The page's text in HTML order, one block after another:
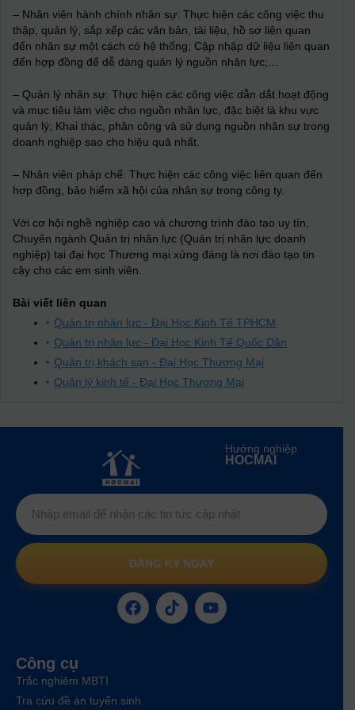
– Nhân viên hành chính nhân sự: Thực hiện các công việc thu
thập, quản lý, sắp xếp các văn bản, tài liệu, hồ sơ liên quan
đến nhân sự một cách có hệ thống; Cập nhập dữ liệu liên quan
đến hợp đồng để dễ dàng quản lý nguồn nhân lực;…
– Quản lý nhân sự: Thực hiện các công việc dẫn dắt hoạt động
và mục tiêu làm việc cho nguồn nhân lực, đặc biệt là khu vực
quản lý; Khai thác, phân công và sử dụng nguồn nhân sự trong
doanh nghiệp sao cho hiệu quả nhất.
– Nhân viên pháp chế: Thực hiện các công việc liên quan đến
hợp đồng, bảo hiểm xã hội của nhân sự trong công ty.
Với cơ hội nghề nghiệp cao và chương trình đào tạo uy tín,
Chuyên ngành Quản trị nhân lực (Quản trị nhân lực doanh
nghiệp) tại đại học Thương mại xứng đáng là nơi đào tạo tin
cậy cho các em sinh viên.
Bài viết liên quan
Quản trị nhân lực - Đại Học Kinh Tế TPHCM
Quản trị nhân lực - Đại Học Kinh Tế Quốc Dân
Quản trị khách sạn - Đại Học Thương Mại
Quản lý kinh tế - Đại Học Thương Mại
Hướng nghiệp
HOCMAI
ĐĂNG KÝ NGAY
Công cụ
Trắc nghiệm MBTI
Tra cứu đề án tuyển sinh